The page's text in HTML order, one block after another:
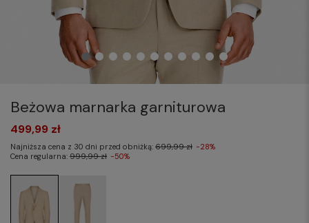
Beżowa marnarka garniturowa
499,99 zł
Najniższa cena z 30 dni przed obniżką: 699,99 zł -28%
Cena regularna: 999,99 zł -50%